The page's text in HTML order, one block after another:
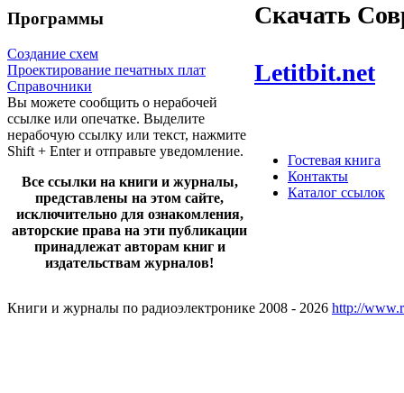
Программы
Создание схем
Проектирование печатных плат
Справочники
Вы можете сообщить о нерабочей
ссылке или опечатке. Выделите
нерабочую ссылку или текст, нажмите
Shift + Enter и отправьте уведомление.
Все ссылки на книги и журналы,
представлены на этом сайте,
исключительно для ознакомления,
авторские права на эти публикации
принадлежат авторам книг и
издательствам журналов!
Скачать
Letitbit.net
Гостевая книга
Контакты
Каталог ссылок
Книги и журналы по радиоэлектронике 2008 - 2026 http://